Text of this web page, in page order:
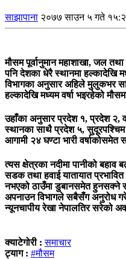
साझापाना २०७७ साउन ५ गते
मौसम पूर्वानुमान महाशाखा, जल तथा
पनि देशका धेरै स्थानमा हल्कादेखि
विभागका अनुसार अहिले मुलुकभर
हल्कादेखि मध्यम वर्षा भइरहेको
उहाँका अनुसार प्रदेश १, प्रदेश २,
स्थानका साथै प्रदेश ५, सुदूरपश्चिम
आगामी २४ घण्टा भारी वर्षाकोसमेत
त्यस क्षेत्रका नदीमा पानीको बहाव
सडक तथा हवाई यातायात
नभएको ठाउँमा डुबानसमेत हुनसक्ने
अपनाउन विभागले सबैसँग अनुरोध
न्यूनचापीय रेखा नेपालतिर सरेको
क्याटेगोरी :समाचार
ट्याग : #मौसम